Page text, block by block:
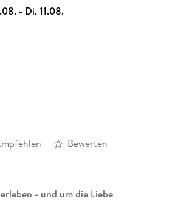
- Di, 11.08.
Bewerten
- und um die Liebe